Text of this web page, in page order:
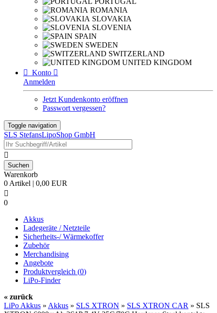
ROMANIA
SLOVAKIA
SLOVENIA
SPAIN
SWEDEN
SWITZERLAND
UNITED KINGDOM
 Konto 
Anmelden
Jetzt Kundenkonto eröffnen
Passwort vergessen?
Toggle navigation
SLS StefansLipoShop GmbH

Warenkorb
0 Artikel | 0,00 EUR

0
Akkus
Ladegeräte / Netzteile
Sicherheits-/ Wärmekoffer
Zubehör
Merchandising
Angebote
Produktvergleich (0)
LiPo-Finder
« zurück
LiPo Akkus » Akkus » SLS XTRON » SLS XTRON CAR » SLS